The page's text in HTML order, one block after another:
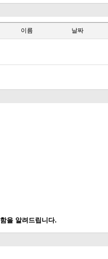
이름 날짜
을 알려드립니다.